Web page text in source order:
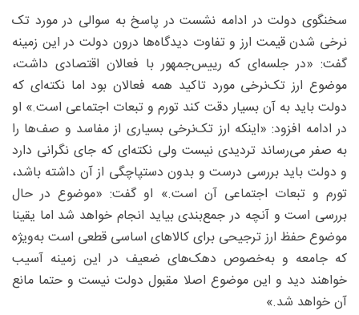
سخنگوی دولت در ادامه نشست در پاسخ به سوالی در مورد تک
نرخی شدن قیمت ارز و تفاوت دیدگاه‌ها درون دولت در این زمینه
گفت: «در جلسه‌ای که رییس‌جمهور با فعالان اقتصادی داشت،
موضوع ارز تک‌نرخی مورد تاکید همه فعالان بود اما نکته‌ای که
دولت باید به آن بسیار دقت کند تورم و تبعات اجتماعی است.» او
در ادامه افزود: «اینکه ارز تک‌نرخی بسیاری از مفاسد و صف‌ها را
به صفر می‌رساند تردیدی نیست ولی نکته‌ای که جای نگرانی دارد
و دولت باید بررسی درست و بدون دستپاچگی از آن داشته باشد،
تورم و تبعات اجتماعی آن است.» او گفت: «موضوع در حال
بررسی است و آنچه در جمع‌بندی بیاید انجام خواهد شد اما یقینا
موضوع حفظ ارز ترجیحی برای کالاهای اساسی قطعی است به‌ویژه
که جامعه و به‌خصوص دهک‌های ضعیف در این زمینه آسیب
خواهند دید و این موضوع اصلا مقبول دولت نیست و حتما مانع
آن خواهد شد.»